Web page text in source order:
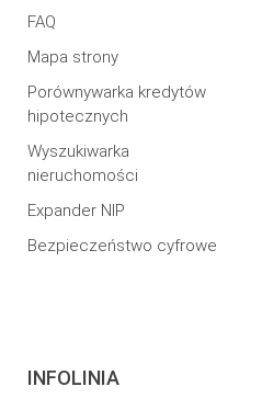
FAQ
Mapa strony
Porównywarka kredytów
hipotecznych
Wyszukiwarka
nieruchomości
Expander NIP
Bezpieczeństwo cyfrowe
INFOLINIA